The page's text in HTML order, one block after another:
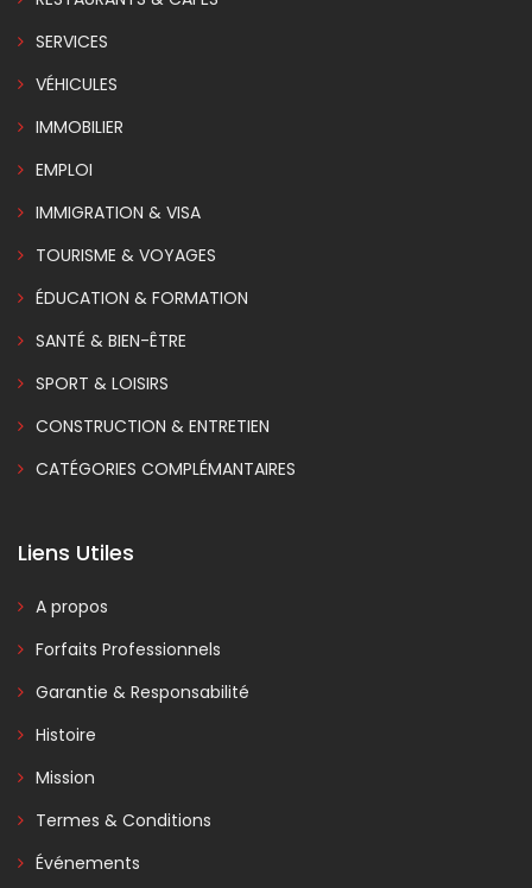
SERVICES
VÉHICULES
IMMOBILIER
EMPLOI
IMMIGRATION & VISA
TOURISME & VOYAGES
ÉDUCATION & FORMATION
SANTÉ & BIEN-ÊTRE
SPORT & LOISIRS
CONSTRUCTION & ENTRETIEN
CATÉGORIES COMPLÉMANTAIRES
Liens Utiles
A propos
Forfaits Professionnels
Garantie & Responsabilité
Histoire
Mission
Termes & Conditions
Événements